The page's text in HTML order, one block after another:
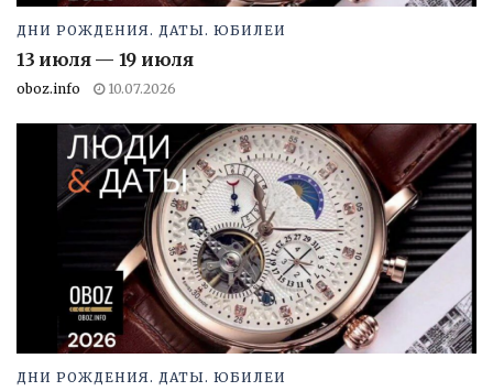
ДНИ РОЖДЕНИЯ. ДАТЫ. ЮБИЛЕИ
13 июля — 19 июля
oboz.info 10.07.2026
ДНИ РОЖДЕНИЯ. ДАТЫ. ЮБИЛЕИ